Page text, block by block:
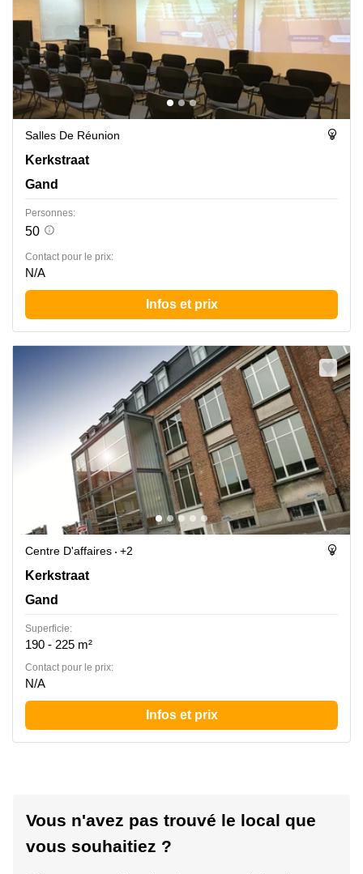
Salles De Réunion
Kerkstraat 106, Gand
Kerkstraat
Gand
Personnes:
50
Contact pour le prix:
N/A
Infos et prix
Centre D'affaires
+2
Kerkstraat 106, Gand
Kerkstraat
Gand
Superficie:
190 - 225 m²
Contact pour le prix:
N/A
Infos et prix
Vous n'avez pas trouvé le local que
vous souhaitiez ?